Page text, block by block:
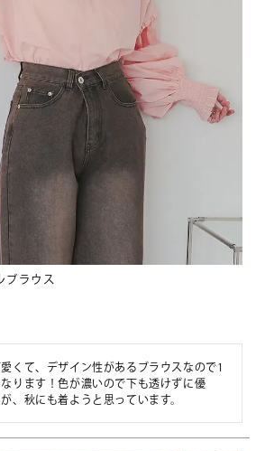
ブラウス
くて、デザイン性があるブラウスなので1
ります！色が濃いので下も透けずに優
、秋にも着ようと思っています。